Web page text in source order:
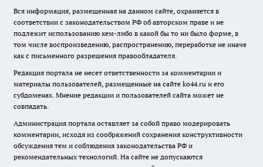
Вся информация, размещенная на данном сайте, охраняется в
соответствии с законодательством РФ об авторском праве и не
подлежит использованию кем-либо в какой бы то ни было форме, в
том числе воспроизведению, распространению, переработке не иначе
как с письменного разрешения правообладателя.
Редакция портала не несет ответственности за комментарии и
материалы пользователей, размещенные на сайте ko44.ru и его
субдоменах. Мнение редакции и пользователей сайта может не
совпадать.
Администрация портала оставляет за собой право модерировать
комментарии, исходя из соображений сохранения конструктивности
обсуждения тем и соблюдения законодательства РФ и
рекомендательных технологий. На сайте не допускаются